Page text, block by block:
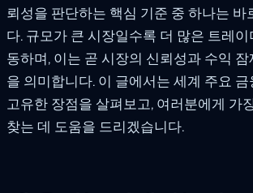
뢰성을 판단하는 핵심 기준 중 하나는 바
다. 규모가 큰 시장일수록 더 많은 트레
동하며, 이는 곧 시장의 신뢰성과 수익
을 의미합니다. 이 글에서는 세계 주요
고유한 장점을 살펴보고, 여러분에게 가
찾는 데 도움을 드리겠습니다.